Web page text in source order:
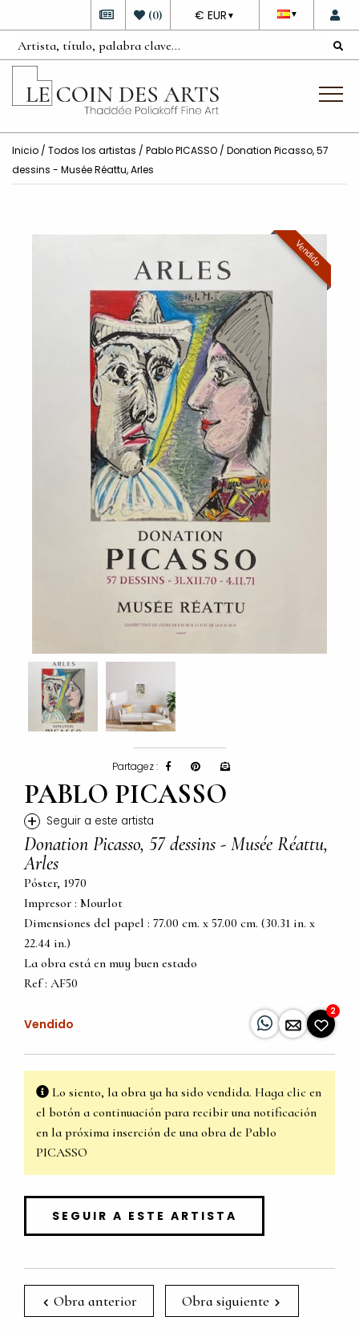
▼
DEVISE
€ EUR ▼
(0)
Inicio / Todos los artistas / Pablo PICASSO / Donation Picasso, 57
dessins - Musée Réattu, Arles
Vendido
Partagez :
PABLO PICASSO
+ Seguir a este artista
Donation Picasso, 57 dessins - Musée Réattu,
Arles
Póster, 1970
Impresor : Mourlot
Dimensiones del papel : 77.00 cm. x 57.00 cm. (30.31 in. x
22.44 in.)
La obra está en muy buen estado
Ref : AF50
Vendido
2
Lo siento, la obra ya ha sido vendida. Haga clic en
el botón a continuación para recibir una notificación
en la próxima inserción de una obra de Pablo
PICASSO
SEGUIR A ESTE ARTISTA
Obra anterior Obra siguiente